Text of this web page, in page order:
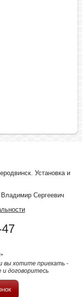
Установка и
Сергеевич
вы хотите приехать -
и договоритесь